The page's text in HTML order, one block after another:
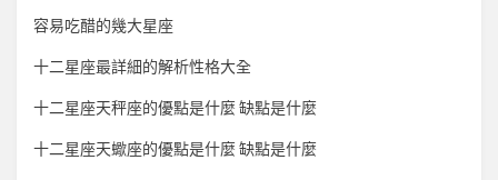
容易吃醋的幾大星座
十二星座最詳細的解析性格大全
十二星座天秤座的優點是什麼 缺點是什麼
十二星座天蠍座的優點是什麼 缺點是什麼